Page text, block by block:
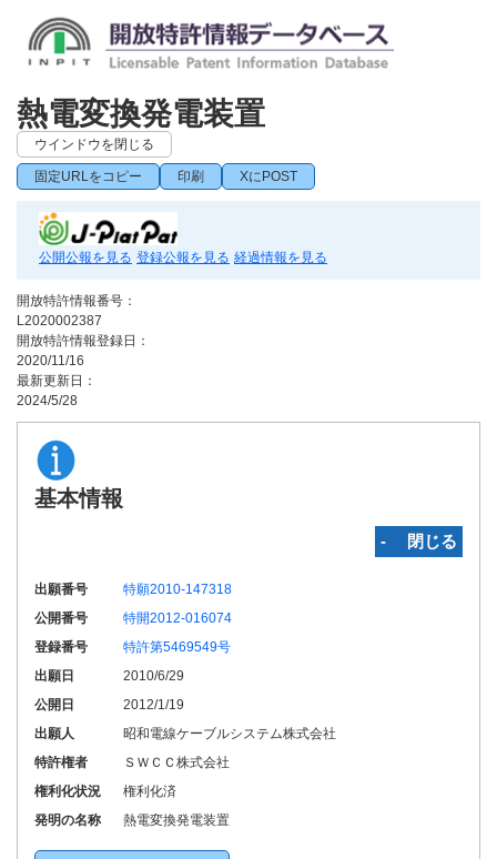
熱電変換発電装置
ウインドウを閉じる
固定URLをコピー 印刷 XにPOST
公開公報を見る 登録公報を見る 経過情報を見る
開放特許情報番号：
L2020002387
開放特許情報登録日：
2020/11/16
最新更新日：
2024/5/28
基本情報
‐ 閉じる
出願番号
特願2010-147318
公開番号
特開2012-016074
登録番号
特許第5469549号
出願日
2010/6/29
公開日
2012/1/19
出願人
昭和電線ケーブルシステム株式会社
特許権者
ＳＷＣＣ株式会社
権利化状況
権利化済
発明の名称
熱電変換発電装置